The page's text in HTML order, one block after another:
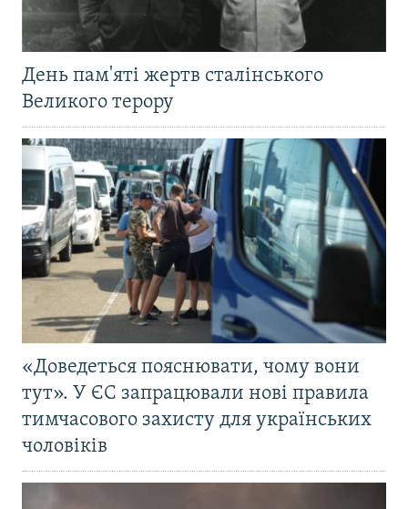
День пам'яті жертв сталінського
Великого терору
«Доведеться пояснювати, чому вони
тут». У ЄС запрацювали нові правила
тимчасового захисту для українських
чоловіків